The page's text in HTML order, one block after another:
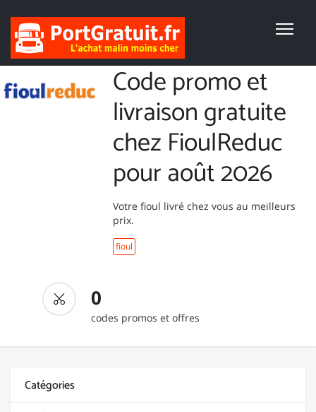
Code promo et
livraison gratuite
chez FioulReduc
pour août 2026
Votre fioul livré chez vous au meilleurs
prix.
fioul
0
codes promos et offres
Catégories